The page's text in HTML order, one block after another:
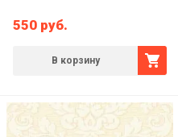
550 руб.
В корзину